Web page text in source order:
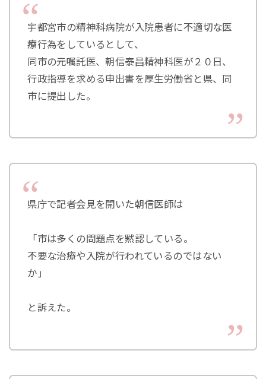
宇都宮市の精神科病院が入院患者に不適切な医
療行為をしているとして、
同市の元嘱託医、朝信泰昌精神科医が２０日、
行政指導を求める申出書を厚生労働省と県、同
市に提出した。
県庁で記者会見を開いた朝信医師は
「市は多くの問題点を黙認している。
不要な治療や入院が行われているのではない
か」
と訴えた。